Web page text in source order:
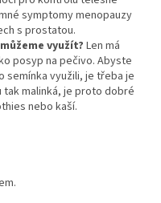
symptomy menopauzy
s prostatou.
využít? Len má
posyp na pečivo. Abyste
semínka využili, je třeba je
malinká, je proto dobré
nebo kaší.